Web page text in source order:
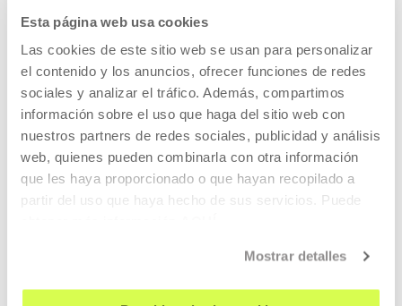
Esta página web usa cookies
Las cookies de este sitio web se usan para personalizar
el contenido y los anuncios, ofrecer funciones de redes
sociales y analizar el tráfico. Además, compartimos
información sobre el uso que haga del sitio web con
nuestros partners de redes sociales, publicidad y análisis
web, quienes pueden combinarla con otra información
que les haya proporcionado o que hayan recopilado a
partir del uso que haya hecho de sus servicios. Puede
Mostrar detalles
proyecto. Entre los cr...
MÁS INFORMACIÓN
Pertenece a Proyecto: T Game
Game es un proyecto de Tabakalera, que abordará desde